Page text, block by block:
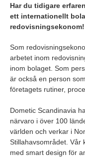
Har du tidigare
ett internationellt
redovisningsekonom!
Som
arbetet inom
inom bolaget. Som
är också en person
företagets rutiner,
Dometic Scandinavia
närvaro i över 100
världen och verkar i
Stillahavsområdet. Vår
med smart design för